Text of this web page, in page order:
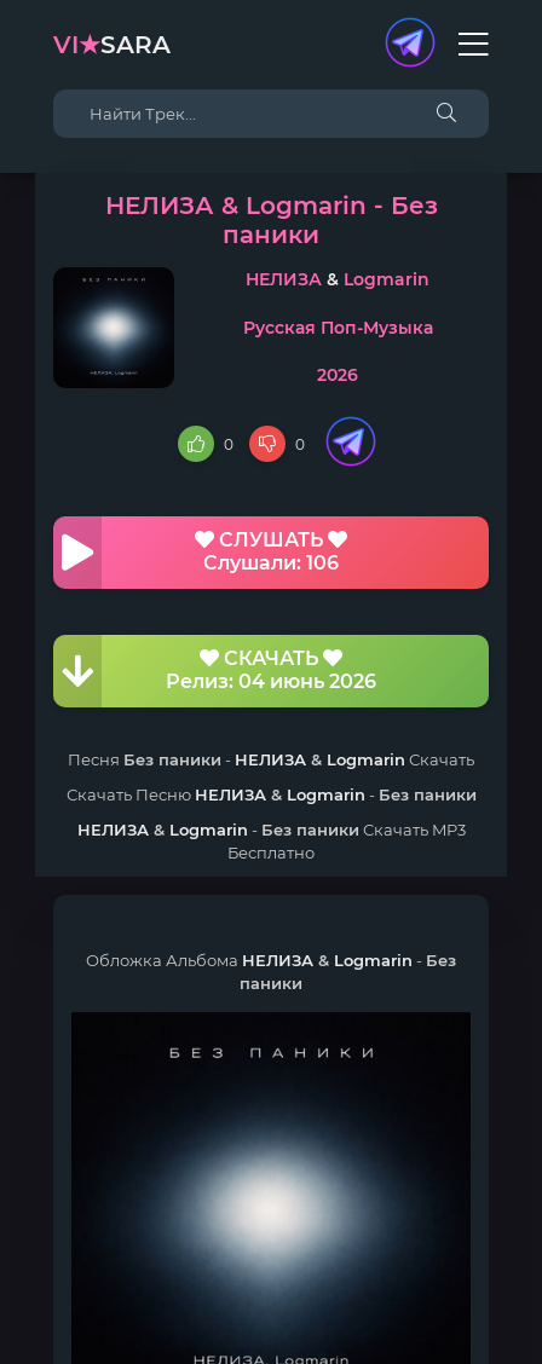
VI★SARA
НЕЛИЗА & Logmarin - Без
паники
НЕЛИЗА & Logmarin
Русская Поп-Музыка
2026
0 0
СЛУШАТЬ
Слушали: 106
СКАЧАТЬ
Релиз: 04 июнь 2026
Песня Без паники - НЕЛИЗА & Logmarin Скачать
Скачать Песню НЕЛИЗА& Logmarin - Без паники
НЕЛИЗА& Logmarin - Без паники Скачать MP3
Бесплатно
Обложка Альбома НЕЛИЗА & Logmarin - Без
паники